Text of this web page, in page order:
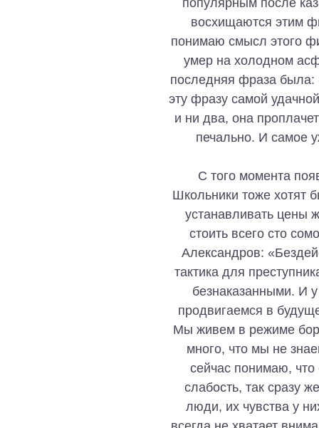
восхищаются этим
понимаю смысл этого
умер на холодном
последняя фраза
эту фразу самой
и ни два, она
печально. И самое
С того момента
Школьники тоже хотят
устанавливать цены
стоить всего сто
Александров:
тактика для
безнаказанными. И
продвигаемся в
Мы живем в режиме
много, что мы не
сейчас понимаю, что
слабость, так сразу
люди, их чувства у